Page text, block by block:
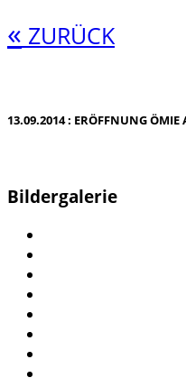
« ZURÜCK
13.09.2014 : ERÖFFNUNG ÖMIE
Bildergalerie